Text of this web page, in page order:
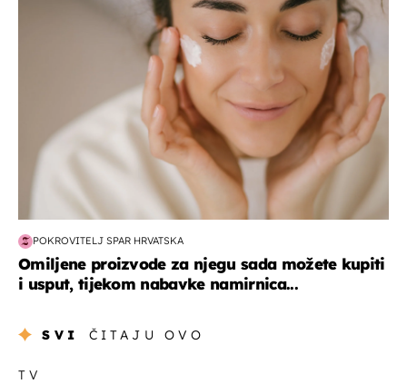
POKROVITELJ SPAR HRVATSKA
Omiljene proizvode za njegu sada možete kupiti
i usput, tijekom nabavke namirnica...
SVI ČITAJU OVO
TV